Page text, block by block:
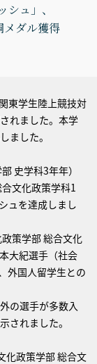
ュ」、
メダル獲得
東学生陸上競技対
れました。本学
ました。
史学科3年年）
文化政策学科1
ュを達成しまし
策学部 総合文化
大紀選手（社会
外国人留学生との
の選手が多数入
されました。
化政策学部 総合文